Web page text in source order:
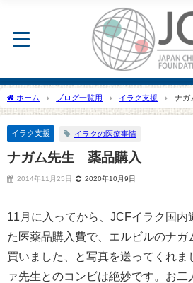
ホーム ブログ一覧用 イラク支援 ナガ
イラク支援 イラクの医療事情
ナガム先生 薬品購入
2014年11月25日 2020年10月9日
11月に入ってから、JCFイラク国内
た医薬品購入費で、エルビルのナガ
買いました、と写真を送ってくれま
ァ先生とのコンビは絶妙です。お二